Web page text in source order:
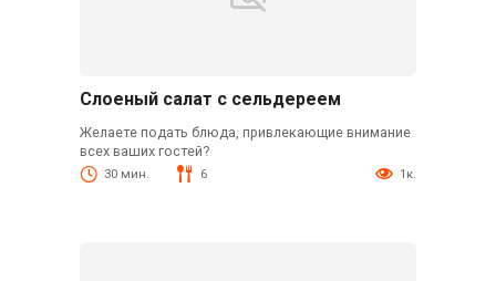
Слоеный салат с сельдереем
Желаете подать блюда, привлекающие внимание
всех ваших гостей?
30 мин. 6 1к.